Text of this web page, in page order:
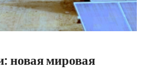
новая мировая